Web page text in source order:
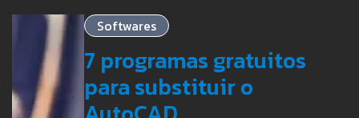
Softwares
7 programas gratuitos
para substituir o